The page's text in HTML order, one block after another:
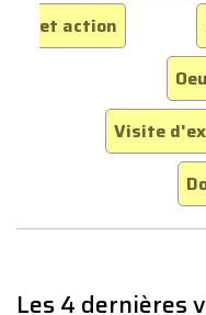
et action
Visite
Les 4 dernières